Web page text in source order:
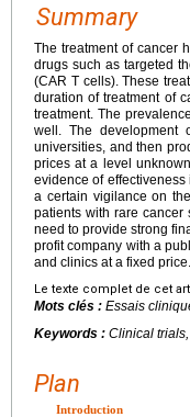
Summary
The treatment of cancer
drugs such as targeted
(CAR T cells). These
duration of treatment of
treatment. The
well. The development
universities, and then
prices at a level
evidence of
a certain vigilance on
patients with rare
need to provide strong
profit company with a
and clinics at a fixed price.
Le texte complet de cet
Mots clés : Essais
Keywords : Clinical
Plan
Introduction